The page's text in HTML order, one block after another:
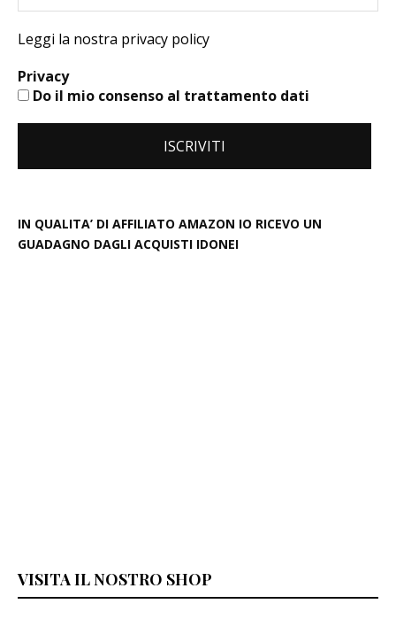
Leggi la nostra privacy policy
Privacy
Do il mio consenso al trattamento dati
IN QUALITA’ DI AFFILIATO AMAZON IO RICEVO UN
GUADAGNO DAGLI ACQUISTI IDONEI
VISITA IL NOSTRO SHOP